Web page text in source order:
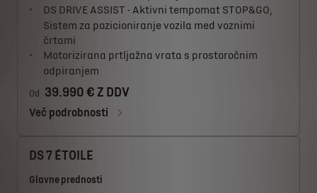
DS DRIVE ASSIST - Aktivni tempomat STOP&GO,
Sistem za pozicioniranje vozila med voznimi
črtami
Motorizirana prtljažna vrata s prostoročnim
odpiranjem
Od 39.990 € Z DDV
Več podrobnosti
DS 7 ÉTOILE
Glavne prednosti